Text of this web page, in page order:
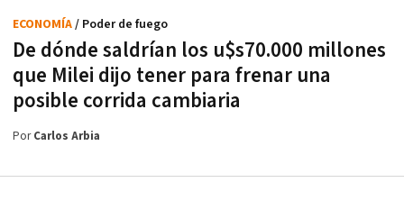
De dónde saldrían los u$s70.000 millones
que Milei dijo tener para frenar una
posible corrida cambiaria
ECONOMÍA/ Poder de fuego
PorCarlos Arbia